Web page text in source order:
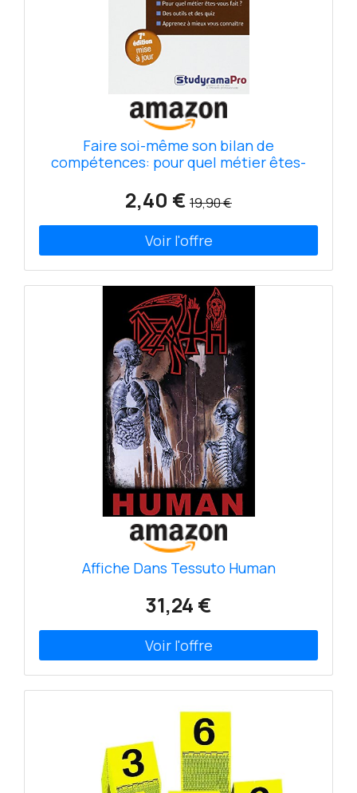
Faire soi-même son bilan de
compétences: pour quel métier êtes-
2,40 € 19,90 €
Affiche Dans Tessuto Human
31,24 €